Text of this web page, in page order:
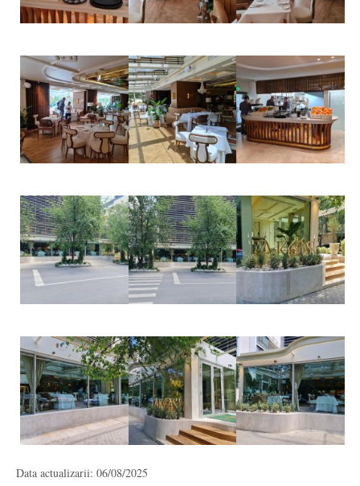
Data actualizarii: 06/08/2025